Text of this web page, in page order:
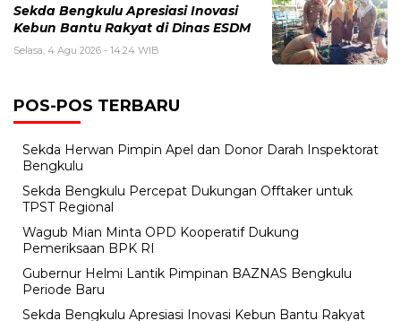
Sekda Bengkulu Apresiasi Inovasi
Kebun Bantu Rakyat di Dinas ESDM
Selasa, 4 Agu 2026 - 14:24 WIB
POS-POS TERBARU
Sekda Herwan Pimpin Apel dan Donor Darah Inspektorat
Bengkulu
Sekda Bengkulu Percepat Dukungan Offtaker untuk
TPST Regional
Wagub Mian Minta OPD Kooperatif Dukung
Pemeriksaan BPK RI
Gubernur Helmi Lantik Pimpinan BAZNAS Bengkulu
Periode Baru
Sekda Bengkulu Apresiasi Inovasi Kebun Bantu Rakyat